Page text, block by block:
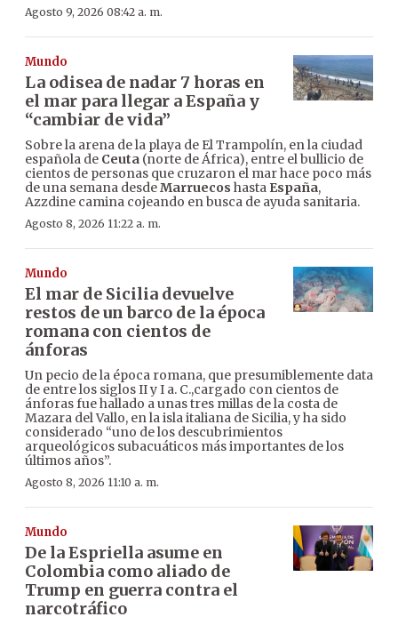
Agosto 9, 2026 08:42 a. m.
Mundo
La odisea de nadar 7 horas en
el mar para llegar a España y
“cambiar de vida”
Sobre la arena de la playa de El Trampolín, en la ciudad
española de Ceuta (norte de África), entre el bullicio de
cientos de personas que cruzaron el mar hace poco más
de una semana desdeMarruecos hasta España,
Azzdine camina cojeando en busca de ayuda sanitaria.
Agosto 8, 2026 11:22 a. m.
Mundo
El mar de Sicilia devuelve
restos de un barco de la época
romana con cientos de
ánforas
Un pecio de la época romana, que presumiblemente data
de entre los siglos II y I a. C.,cargado con cientos de
ánforas fue hallado a unas tres millas de la costa de
Mazara del Vallo, en la isla italiana de Sicilia, y ha sido
considerado “uno de los descubrimientos
arqueológicos subacuáticos más importantes de los
últimos años”.
Agosto 8, 2026 11:10 a. m.
Mundo
De la Espriella asume en
Colombia como aliado de
Trump en guerra contra el
narcotráfico